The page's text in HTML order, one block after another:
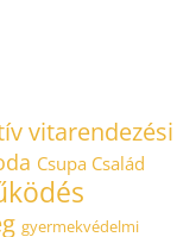
vitarendezési
Csupa Család
gyermekvédelmi